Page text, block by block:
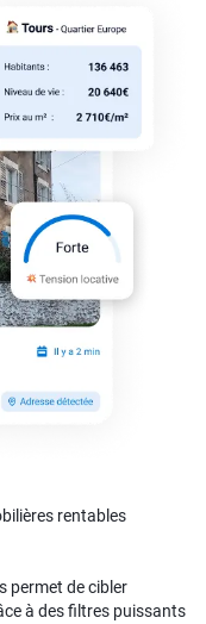
rentables
permet de cibler
à des filtres puissants